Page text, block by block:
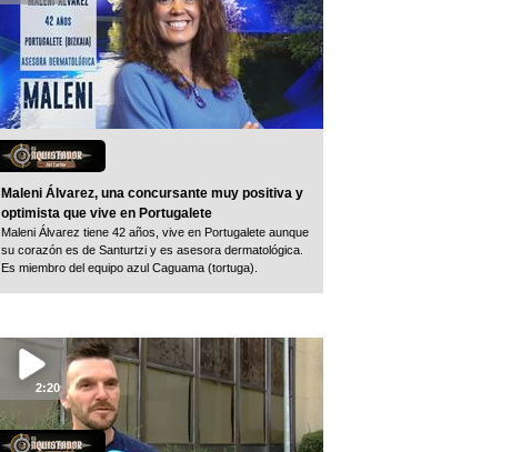
Maleni Álvarez, una concursante muy positiva y
optimista que vive en Portugalete
Maleni Álvarez tiene 42 años, vive en Portugalete aunque
su corazón es de Santurtzi y es asesora dermatológica.
Es miembro del equipo azul Caguama (tortuga).
2:20